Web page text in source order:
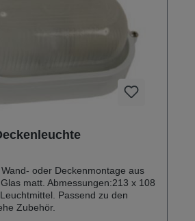
oder Deckenmontage aus
matt. Abmessungen:213 x 108
Passend zu den
Zubehör.